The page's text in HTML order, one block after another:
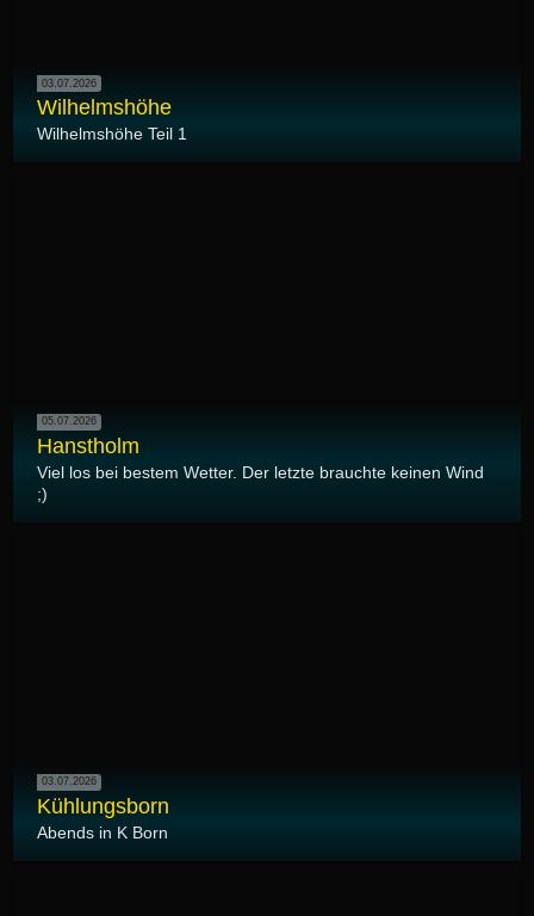
03.07.2026
Wilhelmshöhe
Wilhelmshöhe Teil 1
05.07.2026
Hanstholm
Viel los bei bestem Wetter. Der letzte brauchte keinen Wind
;)
03.07.2026
Kühlungsborn
Abends in K Born